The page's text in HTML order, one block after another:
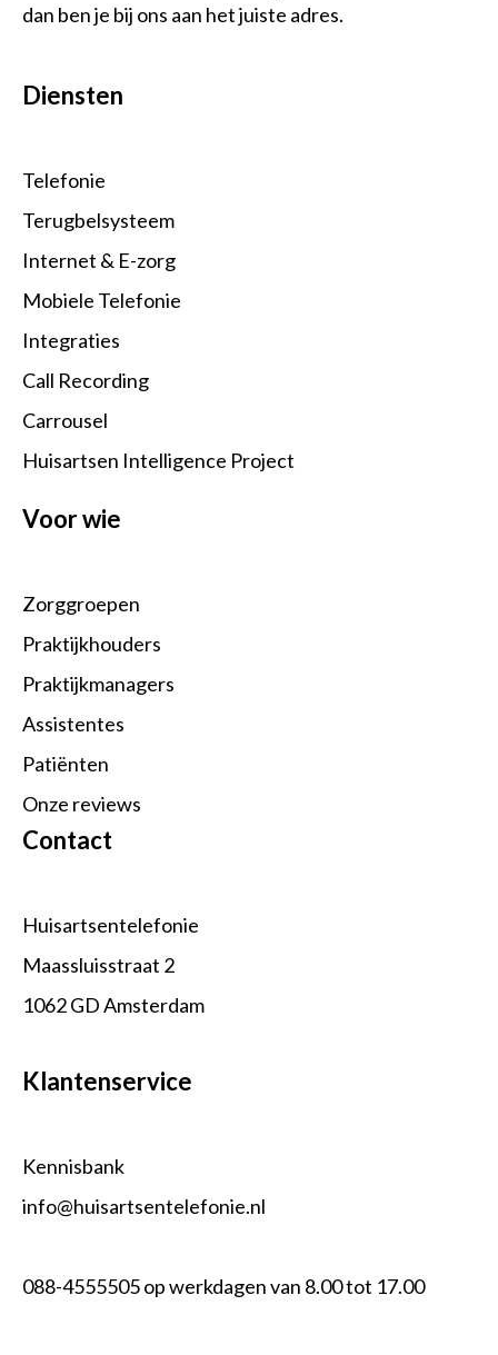
dan ben je bij ons aan het juiste adres.
Diensten
Telefonie
Terugbelsysteem
Internet & E-zorg
Mobiele Telefonie
Integraties
Call Recording
Carrousel
Huisartsen Intelligence Project
Voor wie
Zorggroepen
Praktijkhouders
Praktijkmanagers
Assistentes
Patiënten
Onze reviews
Contact
Huisartsentelefonie
Maassluisstraat 2
1062 GD Amsterdam
Klantenservice
Kennisbank
info@huisartsentelefonie.nl
088-4555505 op werkdagen van 8.00 tot 17.00